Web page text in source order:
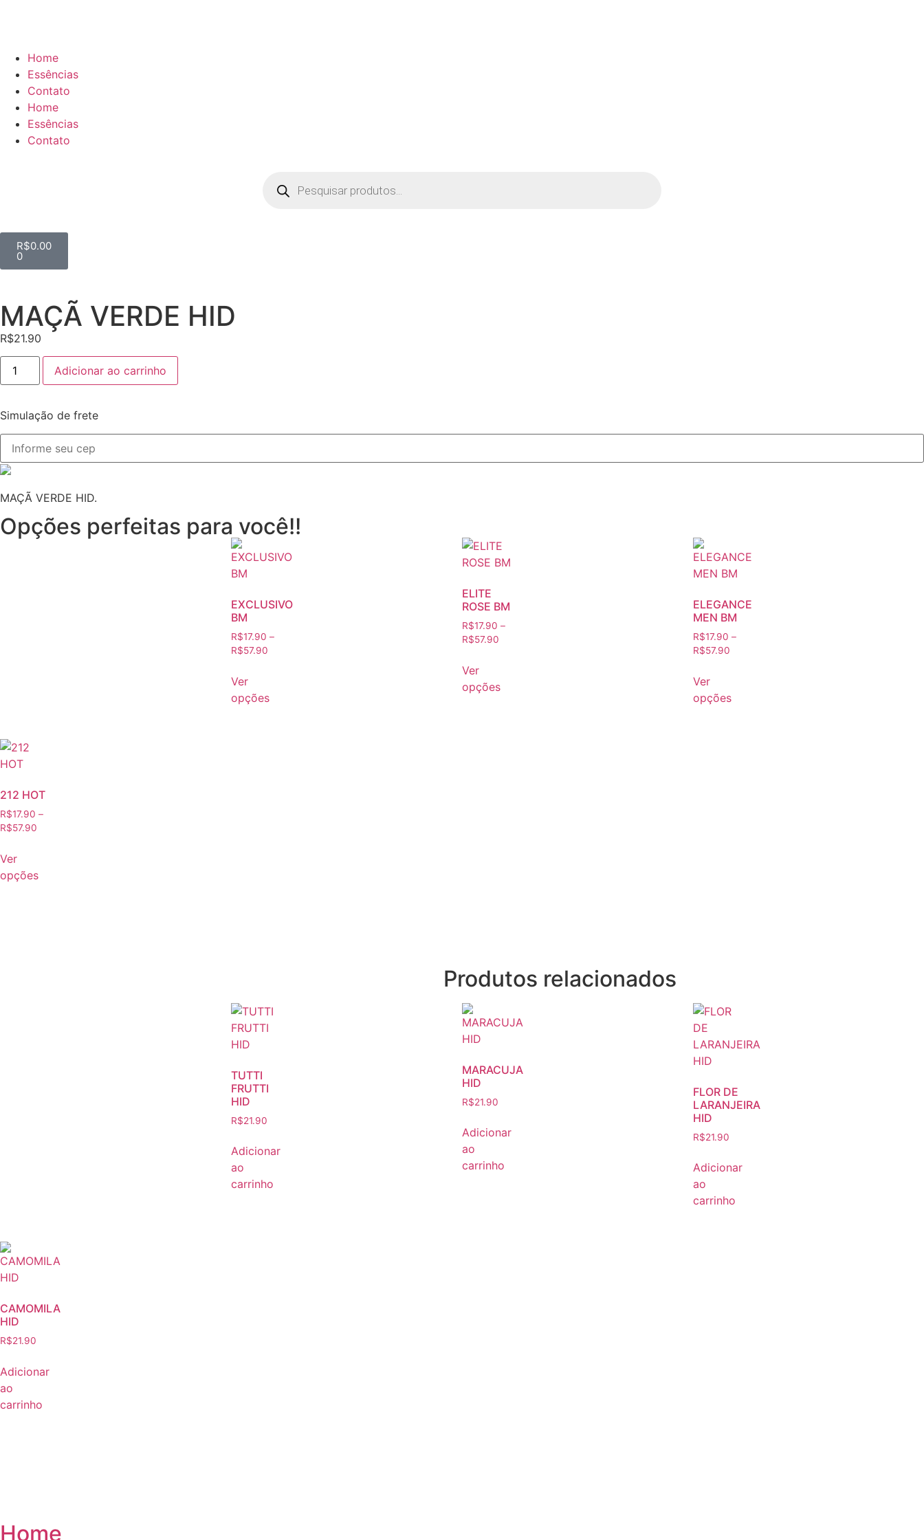
Home
Essências
Contato
Home
Essências
Contato
R$0.00
0
MAÇÃ VERDE HID
R$21.90
Adicionar ao carrinho
Simulação de frete
MAÇÃ VERDE HID.
Opções perfeitas para você!!
EXCLUSIVO
BM
R$17.90 –
R$57.90
Ver
opções
ELITE
ROSE BM
R$17.90 –
R$57.90
Ver
opções
ELEGANCE
MEN BM
R$17.90 –
R$57.90
Ver
opções
212 HOT
R$17.90 –
R$57.90
Ver
opções
Produtos relacionados
TUTTI
FRUTTI
HID
R$21.90
Adicionar
ao
carrinho
MARACUJA
HID
R$21.90
Adicionar
ao
carrinho
FLOR DE
LARANJEIRA
HID
R$21.90
Adicionar
ao
carrinho
CAMOMILA
HID
R$21.90
Adicionar
ao
carrinho
Home